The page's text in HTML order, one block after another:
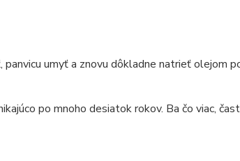
umyť a znovu dôkladne natrieť olejom
po mnoho desiatok rokov. Ba čo viac,